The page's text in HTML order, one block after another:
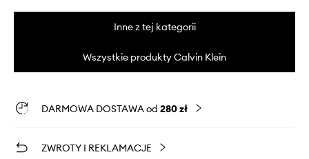
Inne z tej kategorii
Wszystkie produkty Calvin Klein
DARMOWA DOSTAWA od 280 zł
ZWROTY I REKLAMACJE